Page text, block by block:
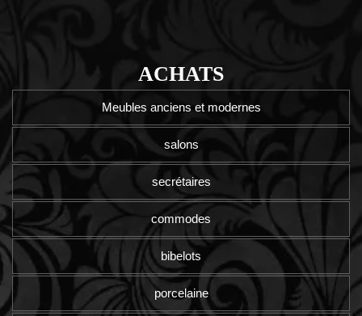
ACHATS
Meubles anciens et modernes
salons
secrétaires
commodes
bibelots
porcelaine